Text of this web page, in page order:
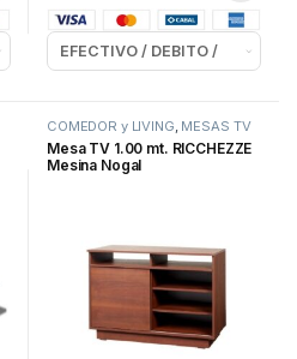
COMEDOR y LIVING, MESAS TV
Mesa TV 1.00 mt. RICCHEZZE
Mesina Nogal